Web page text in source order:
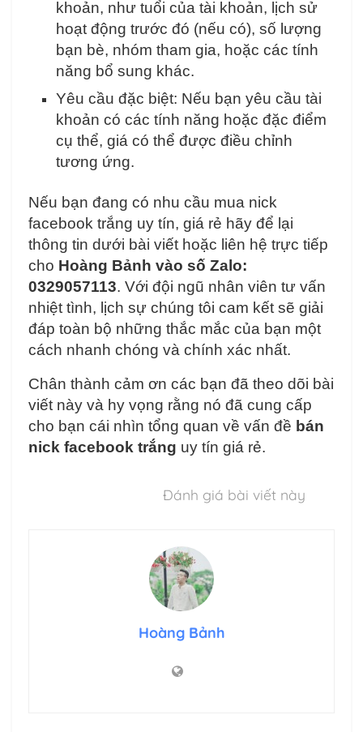
khoản, như tuổi của tài khoản, lịch sử
hoạt động trước đó (nếu có), số lượng
bạn bè, nhóm tham gia, hoặc các tính
năng bổ sung khác.
Yêu cầu đặc biệt: Nếu bạn yêu cầu tài
khoản có các tính năng hoặc đặc điểm
cụ thể, giá có thể được điều chỉnh
tương ứng.
Nếu bạn đang có nhu cầu mua nick
facebook trắng uy tín, giá rẻ hãy để lại
thông tin dưới bài viết hoặc liên hệ trực tiếp
cho Hoàng Bảnh vào số Zalo:
0329057113. Với đội ngũ nhân viên tư vấn
nhiệt tình, lịch sự chúng tôi cam kết sẽ giải
đáp toàn bộ những thắc mắc của bạn một
cách nhanh chóng và chính xác nhất.
Chân thành cảm ơn các bạn đã theo dõi bài
viết này và hy vọng rằng nó đã cung cấp
cho bạn cái nhìn tổng quan về vấn đề bán
nick facebook trắng uy tín giá rẻ.
Đánh giá bài viết này
Hoàng Bảnh